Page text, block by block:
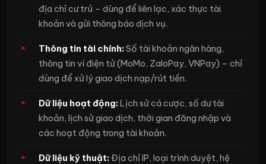
địa chỉ cư trú – dùng để liên lạc, xác thực tài
khoản và gửi thông báo dịch vụ.
Thông tin tài chính:Số tài khoản ngân hàng,
thông tin ví điện tử (MoMo, ZaloPay, VNPay) – chỉ
dùng để xử lý giao dịch nạp/rút tiền.
Dữ liệu hoạt động:Lịch sử cá cược, số dư tài
khoản, lịch sử giao dịch, thời gian đăng nhập và
các hoạt động trong tài khoản.
Dữ liệu kỹ thuật:Địa chỉ IP, loại trình duyệt, hệ